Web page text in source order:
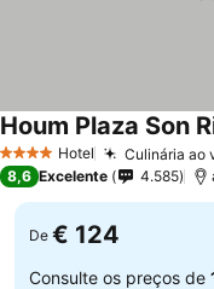
4 EstrelasHotel Culinária ao
Houm Plaza Son
8,6 Excelente 4.585
De € 124
Consulte os preços de